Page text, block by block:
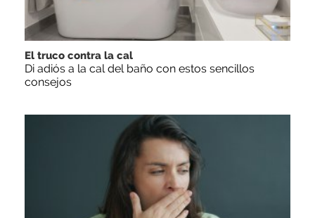
El truco contra la cal
Di adiós a la cal del baño con estos sencillos
consejos